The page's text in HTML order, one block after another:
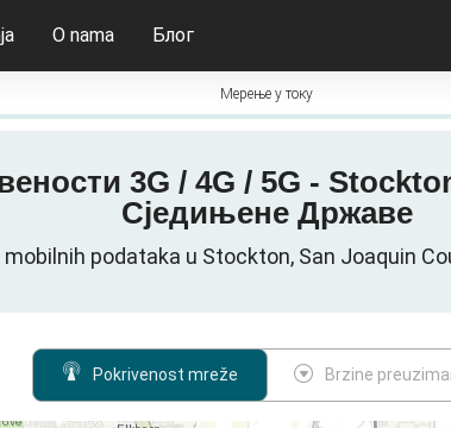
O nama Блог
Мерење у току
3G / 4G / 5G -
Сједињене Државе
podataka u Stockton, San Joaquin
Pokrivenost mreže Brzine